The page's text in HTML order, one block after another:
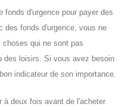
fonds d'urgence pour payer des
des fonds d'urgence, vous ne
choses qui ne sont pas
des loisirs. Si vous avez besoin
indicateur de son importance.
à deux fois avant de l'acheter